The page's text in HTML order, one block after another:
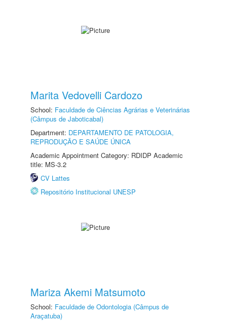
Marita Vedovelli Cardozo
School: Faculdade de Ciências Agrárias e Veterinárias
(Câmpus de Jaboticabal)
Department: DEPARTAMENTO DE PATOLOGIA,
REPRODUÇÃO E SAÚDE ÚNICA
Academic Appointment Category: RDIDP Academic
title: MS-3.2
CV Lattes
Repositório Institucional UNESP
Mariza Akemi Matsumoto
School: Faculdade de Odontologia (Câmpus de
Araçatuba)